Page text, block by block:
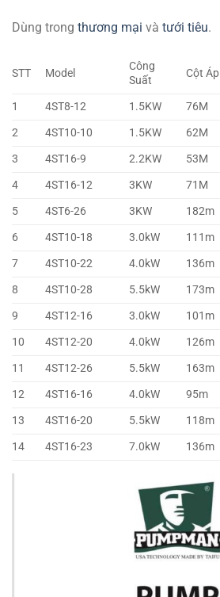
Dùng trong thương mại và tưới tiêu.
STT Model
Công
Suất
Cột Áp
1
4ST8-12 1.5KW 76M
2
4ST10-10 1.5KW 62M
3
4ST16-9 2.2KW 53M
4
4ST16-12 3KW 71M
5
4ST6-26 3KW 182m
6
4ST10-18 3.0kW 111m
7
4ST10-22 4.0kW 136m
8
4ST10-28 5.5kW 173m
9
4ST12-16 3.0kW 101m
10
4ST12-20 4.0kW 126m
11
4ST12-26 5.5kW 163m
12
4ST16-16 4.0kW 95m
13
4ST16-20 5.5kW 118m
14
4ST16-23 7.0kW 136m